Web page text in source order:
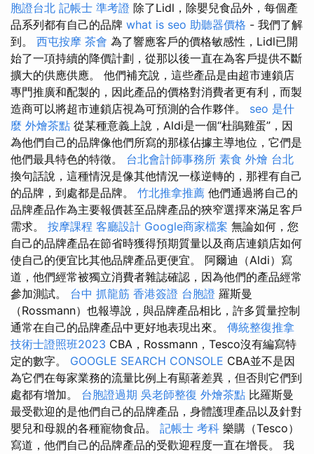
胞證台北 記帳士 準考證 除了Lidl，除嬰兒食品外，每個產
品系列都有自己的品牌 what is seo 助聽器價格 - 我們了解
到。 西屯按摩 茶會 為了響應客戶的價格敏感性，Lidl已開
始了一項持續的降價計劃，從那以後一直在為客戶提供不斷
擴大的供應供應。 他們補充說，這些產品是由超市連鎖店
專門推廣和配製的，因此產品的價格對消費者更有利，而製
造商可以將超市連鎖店視為可預測的合作夥伴。 seo 是什
麼 外燴茶點 從某種意義上說，Aldi是一個“杜鵑雞蛋”，因
為他們自己的品牌像他們所寫的那樣佔據主導地位，它們是
他們最具特色的特徵。 台北會計師事務所 素食 外燴 台北
換句話說，這種情況是像其他情況一樣逆轉的，那裡有自己
的品牌，到處都是品牌。 竹北推拿推薦 他們通過將自己的
品牌產品作為主要報價甚至品牌產品的狹窄選擇來滿足客戶
需求。 按摩課程 客廳設計 Google商家檔案 無論如何，您
自己的品牌產品在節省時獲得預期質量以及商店連鎖店如何
使自己的便宜比其他品牌產品更便宜。 阿爾迪（Aldi）寫
道，他們經常被獨立消費者雜誌確認，因為他們的產品經常
參加測試。 台中 抓龍筋 香港簽證 台胞證 羅斯曼
（Rossmann）也報導說，與品牌產品相比，許多質量控制
通常在自己的品牌產品中更好地表現出來。 傳統整復推拿
技術士證照班2023 CBA，Rossmann，Tesco沒有編寫特
定的數字。 GOOGLE SEARCH CONSOLE CBA並不是因
為它們在每家業務的流量比例上有顯著差異，但否則它們到
處都有增加。 台胞證過期 吳老師整復 外燴茶點 比羅斯曼
最受歡迎的是他們自己的品牌產品，身體護理產品以及針對
嬰兒和母親的各種寵物食品。 記帳士 考科 樂購（Tesco）
寫道，他們自己的品牌產品的受歡迎程度一直在增長。 我